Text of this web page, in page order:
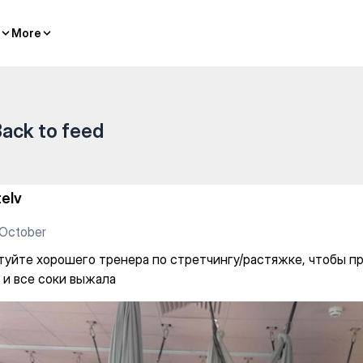
More
More по стретчингу/
to feed
хорошего тренера по стретчингу/растяжке, чтобы
все соки выжала